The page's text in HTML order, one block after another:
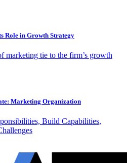
Role in Growth Strategy
marketing tie to the firm’s growth
Marketing Organization
Build Capabilities,